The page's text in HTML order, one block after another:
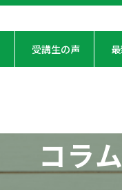
受講生の声
コラム